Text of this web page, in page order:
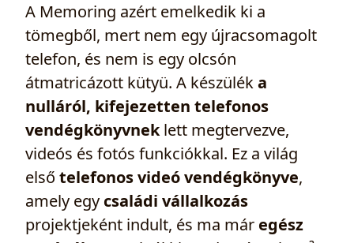
A Memoring azért emelkedik ki a
tömegből, mert nem egy újracsomagolt
telefon, és nem is egy olcsón
átmatricázott kütyü. A készüléka
nulláról, kifejezetten telefonos
vendégkönyvneklett megtervezve,
videós és fotós funkciókkal. Ez a világ
első telefonos videó vendégkönyve,
amely egy családi vállalkozás
projektjeként indult, és ma már egész